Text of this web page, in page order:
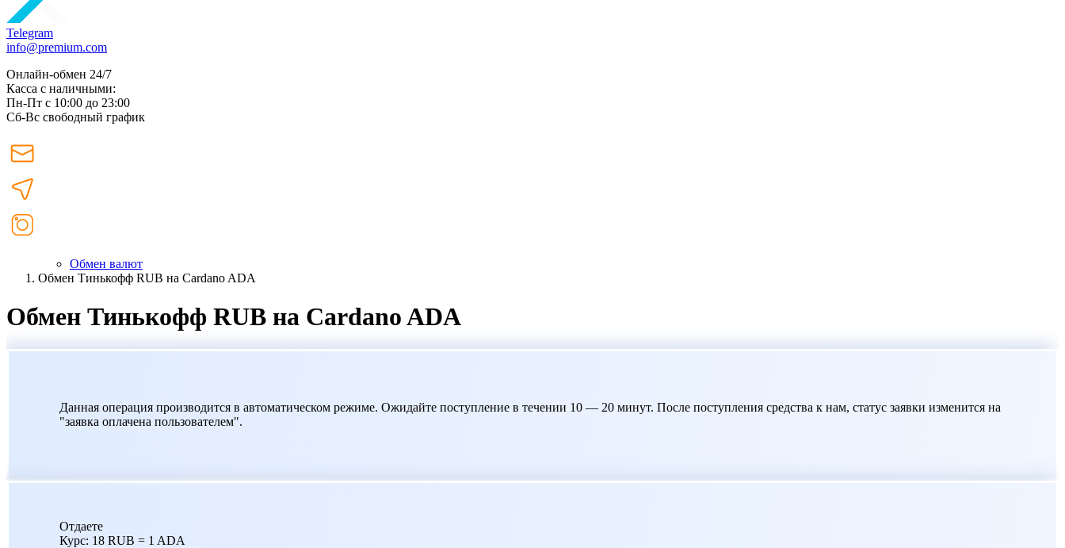
Telegram
info@premium.com
Онлайн-обмен 24/7
Касса с наличными:
Пн-Пт с 10:00 до 23:00
Сб-Вс свободный график
Обмен валют
Обмен Тинькофф RUB на Cardano ADA
Обмен Тинькофф RUB на Cardano ADA
Данная операция производится в автоматическом режиме. Ожидайте поступление в течении 10 — 20 минут. После поступления средства к нам, статус заявки изменится на
"заявка оплачена пользователем".
Отдаете
Курс: 18 RUB = 1 ADA